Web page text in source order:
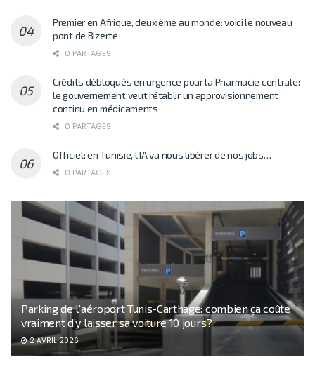
Premier en Afrique, deuxième au monde: voici le nouveau
pont de Bizerte
0 PARTAGES
Crédits débloqués en urgence pour la Pharmacie centrale:
le gouvernement veut rétablir un approvisionnement
continu en médicaments
0 PARTAGES
Officiel: en Tunisie, l’IA va nous libérer de nos jobs…
0 PARTAGES
Parking de l’aéroport Tunis-Carthage: combien ça coûte
vraiment d’y laisser sa voiture 10 jours?
2 AVRIL 2026